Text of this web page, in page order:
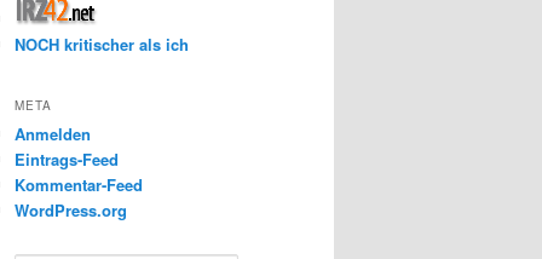
NOCH kritischer als ich
META
Anmelden
Eintrags-Feed
Kommentar-Feed
WordPress.org